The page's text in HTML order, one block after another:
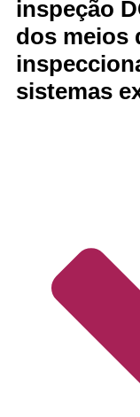
inspeção
dos meios
sistemas